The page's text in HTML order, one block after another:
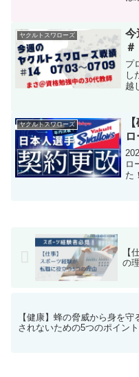
き
ヤクルトスワローズ
今
プ
し
越
ヤクルトスワローズ
ロ
た
【
の
【健康】蜂の脅威から身を守
されないための5つのポイント